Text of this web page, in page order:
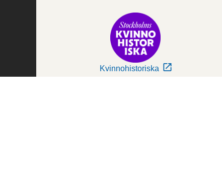
Kvinnohistoriska